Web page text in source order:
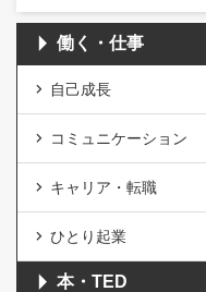
働く・仕事
自己成長
コミュニケーション
キャリア・転職
ひとり起業
本・TED